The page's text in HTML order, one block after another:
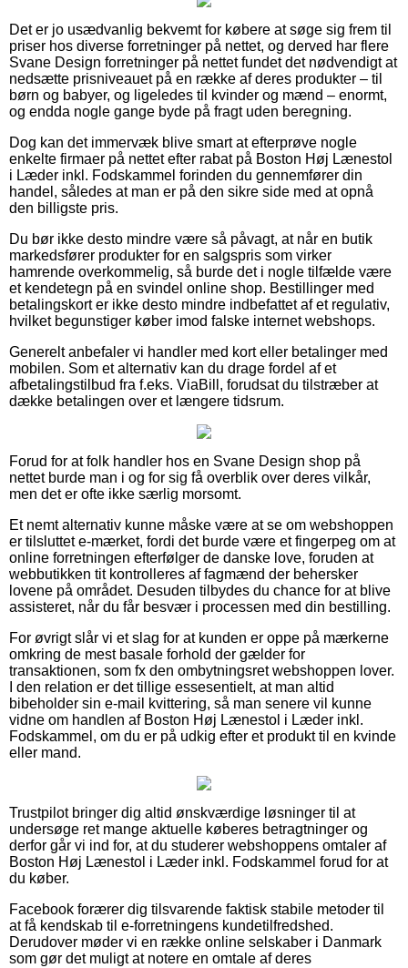
Det er jo usædvanlig bekvemt for købere at søge sig frem til
priser hos diverse forretninger på nettet, og derved har flere
Svane Design forretninger på nettet fundet det nødvendigt at
nedsætte prisniveauet på en række af deres produkter – til
børn og babyer, og ligeledes til kvinder og mænd – enormt,
og endda nogle gange byde på fragt uden beregning.
Dog kan det immervæk blive smart at efterprøve nogle
enkelte firmaer på nettet efter rabat på Boston Høj Lænestol
i Læder inkl. Fodskammel forinden du gennemfører din
handel, således at man er på den sikre side med at opnå
den billigste pris.
Du bør ikke desto mindre være så påvagt, at når en butik
markedsfører produkter for en salgspris som virker
hamrende overkommelig, så burde det i nogle tilfælde være
et kendetegn på en svindel online shop. Bestillinger med
betalingskort er ikke desto mindre indbefattet af et regulativ,
hvilket begunstiger køber imod falske internet webshops.
Generelt anbefaler vi handler med kort eller betalinger med
mobilen. Som et alternativ kan du drage fordel af et
afbetalingstilbud fra f.eks. ViaBill, forudsat du tilstræber at
dække betalingen over et længere tidsrum.
Forud for at folk handler hos en Svane Design shop på
nettet burde man i og for sig få overblik over deres vilkår,
men det er ofte ikke særlig morsomt.
Et nemt alternativ kunne måske være at se om webshoppen
er tilsluttet e-mærket, fordi det burde være et fingerpeg om at
online forretningen efterfølger de danske love, foruden at
webbutikken tit kontrolleres af fagmænd der behersker
lovene på området. Desuden tilbydes du chance for at blive
assisteret, når du får besvær i processen med din bestilling.
For øvrigt slår vi et slag for at kunden er oppe på mærkerne
omkring de mest basale forhold der gælder for
transaktionen, som fx den ombytningsret webshoppen lover.
I den relation er det tillige essesentielt, at man altid
bibeholder sin e-mail kvittering, så man senere vil kunne
vidne om handlen af Boston Høj Lænestol i Læder inkl.
Fodskammel, om du er på udkig efter et produkt til en kvinde
eller mand.
Trustpilot bringer dig altid ønskværdige løsninger til at
undersøge ret mange aktuelle køberes betragtninger og
derfor går vi ind for, at du studerer webshoppens omtaler af
Boston Høj Lænestol i Læder inkl. Fodskammel forud for at
du køber.
Facebook forærer dig tilsvarende faktisk stabile metoder til
at få kendskab til e-forretningens kundetilfredshed.
Derudover møder vi en række online selskaber i Danmark
som gør det muligt at notere en omtale af deres